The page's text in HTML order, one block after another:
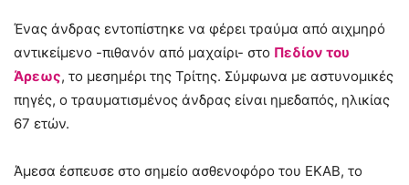
Ένας άνδρας εντοπίστηκε να φέρει τραύμα από αιχμηρό
αντικείμενο -πιθανόν από μαχαίρι- στο Πεδίον του
Άρεως, το μεσημέρι της Τρίτης. Σύμφωνα με αστυνομικές
πηγές, ο τραυματισμένος άνδρας είναι ημεδαπός, ηλικίας
67 ετών.
Άμεσα έσπευσε στο σημείο ασθενοφόρο του ΕΚΑΒ, το